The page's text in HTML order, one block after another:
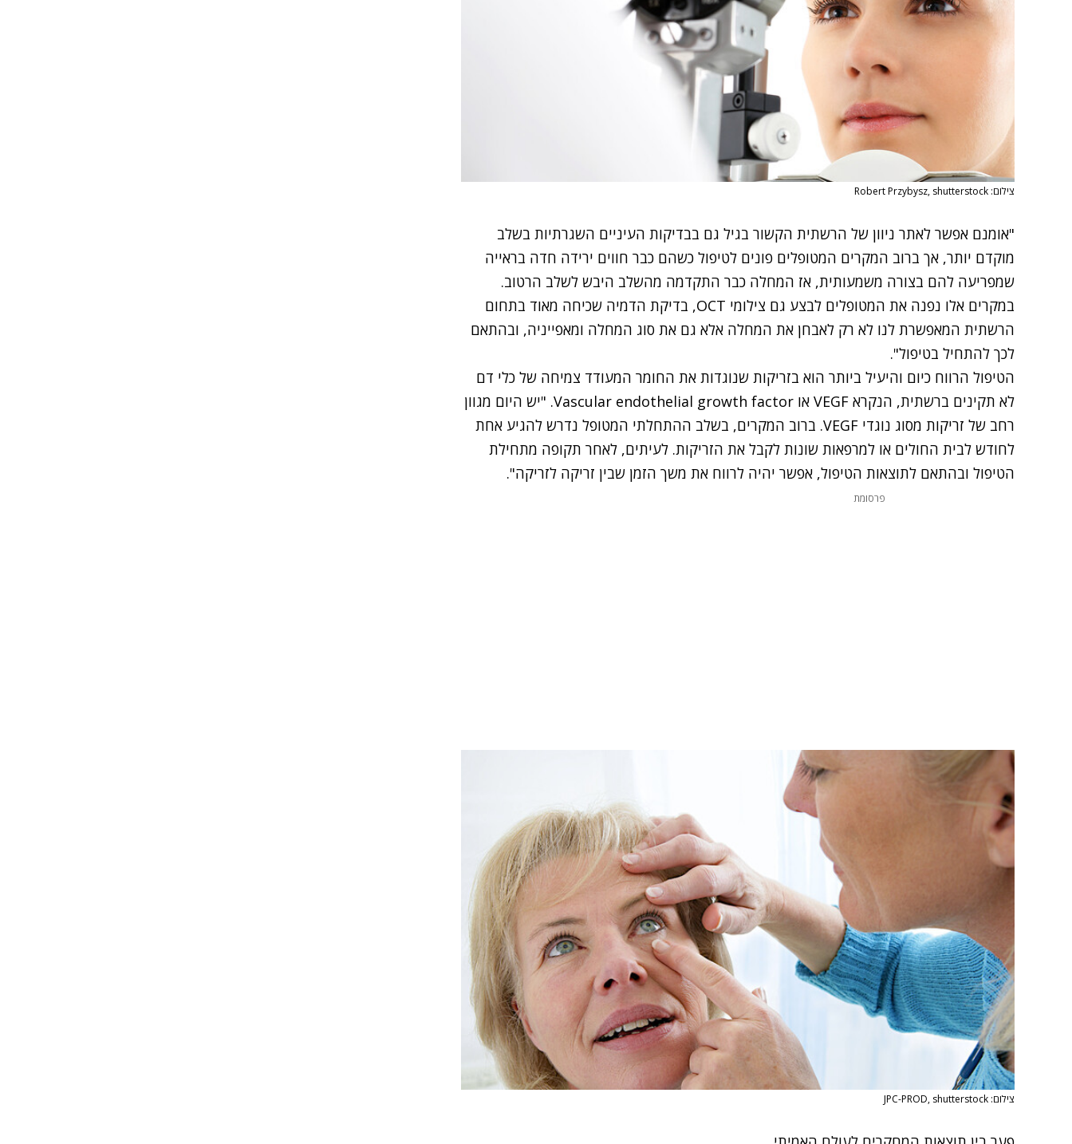
צילום: Robert Przybysz, shutterstock
"אומנם אפשר לאתר ניוון של הרשתית הקשור בגיל גם בבדיקות העיניים השגרתיות בשלב
מוקדם יותר, אך ברוב המקרים המטופלים פונים לטיפול כשהם כבר חווים ירידה חדה בראייה
שמפריעה להם בצורה משמעותית, אז המחלה כבר התקדמה מהשלב היבש לשלב הרטוב.
במקרים אלו נפנה את המטופלים לבצע גם צילומי OCT, בדיקת הדמיה שכיחה מאוד בתחום
הרשתית המאפשרת לנו לא רק לאבחן את המחלה אלא גם את סוג המחלה ומאפייניה, ובהתאם
לכך להתחיל בטיפול".
הטיפול הרווח כיום והיעיל ביותר הוא בזריקות שנוגדות את החומר המעודד צמיחה של כלי דם
לא תקינים ברשתית, הנקרא VEGF או Vascular endothelial growth factor. "יש היום מגוון
רחב של זריקות מסוג נוגדי VEGF. ברוב המקרים, בשלב ההתחלתי המטופל נדרש להגיע אחת
לחודש לבית החולים או למרפאות שונות לקבל את הזריקות. לעיתים, לאחר תקופה מתחילת
הטיפול ובהתאם לתוצאות הטיפול, אפשר יהיה לרווח את משך הזמן שבין זריקה לזריקה".
פרסומת
צילום: JPC-PROD, shutterstock